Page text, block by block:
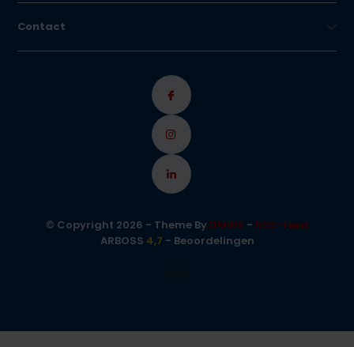
Contact
© Copyright 2026 - Theme By DMWS - RSS-feed
ARBOSS 4,7 - Beoordelingen